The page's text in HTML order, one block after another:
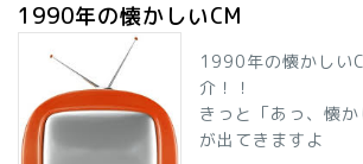
1990年の懐かしいCM
1990年の懐かしい
介！！
きっと「あっ、懐
が出てきますよ